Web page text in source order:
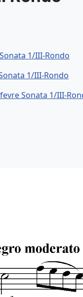
1/III-Rondo
1/III-Rondo
Sonata 1/III-